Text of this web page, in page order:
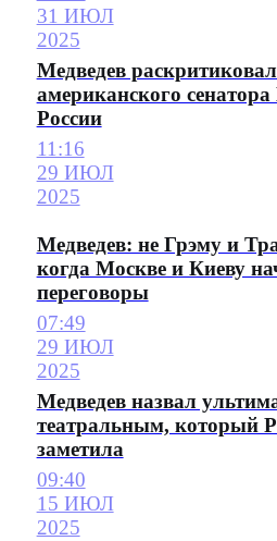
31 ИЮЛ
2025
Медведев
американского
России
11:16
29 ИЮЛ
2025
Медведев: не Грэму и
когда Москве и Киеву
переговоры
07:49
29 ИЮЛ
2025
Медведев назвал
театральным, который
заметила
09:40
15 ИЮЛ
2025